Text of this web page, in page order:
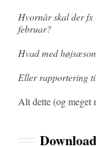
Hvornår skal der fx
februar?
Hvad med
Eller rapportering
Alt dette (og meget